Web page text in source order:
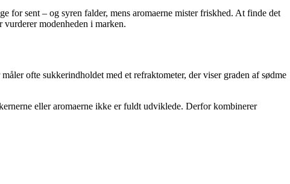
for sent – og syren falder, mens aromaerne mister friskhed. At finde det
modenheden i marken.
ofte sukkerindholdet med et refraktometer, der viser graden af sødme
eller aromaerne ikke er fuldt udviklede. Derfor kombinerer